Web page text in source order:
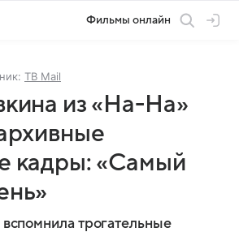
Фильмы онлайн
ТВ Mail
из «На-На»
кадры: «Самый
трогательные